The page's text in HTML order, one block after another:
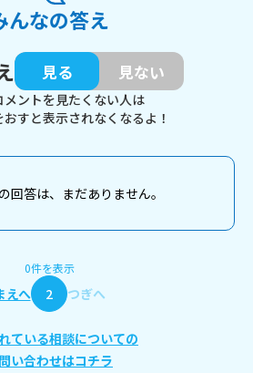
んなの答え
見る 見ない
ントを見たくない人は
おすと表示されなくなるよ！
回答は、まだありません。
0件を表示
えへ 2 つぎへ
ている相談についての
い合わせはコチラ